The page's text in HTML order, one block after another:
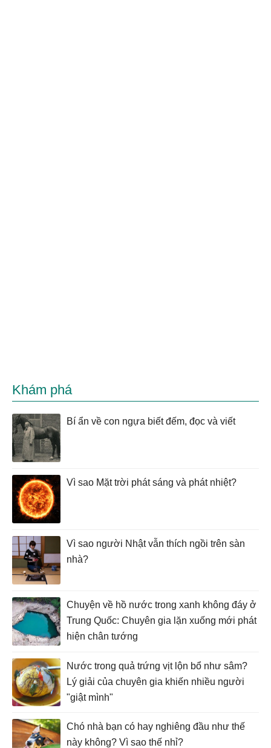
Khám phá
Bí ẩn về con ngựa biết đếm, đọc và viết
Vì sao Mặt trời phát sáng và phát nhiệt?
Vì sao người Nhật vẫn thích ngồi trên sàn
nhà?
Chuyện về hồ nước trong xanh không đáy ở
Trung Quốc: Chuyên gia lặn xuống mới phát
hiện chân tướng
Nước trong quả trứng vịt lộn bổ như sâm?
Lý giải của chuyên gia khiến nhiều người
"giật mình"
Chó nhà bạn có hay nghiêng đầu như thế
này không? Vì sao thế nhỉ?